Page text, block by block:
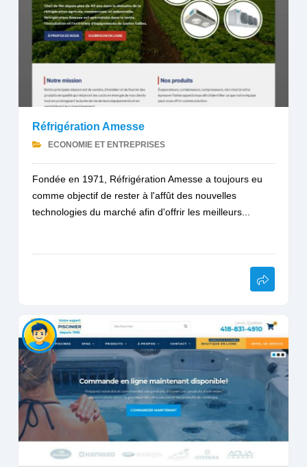
Réfrigération Amesse
ECONOMIE ET ENTREPRISES
Fondée en 1971, Réfrigération Amesse a toujours eu
comme objectif de rester à l'affût des nouvelles
technologies du marché afin d'offrir les meilleurs...